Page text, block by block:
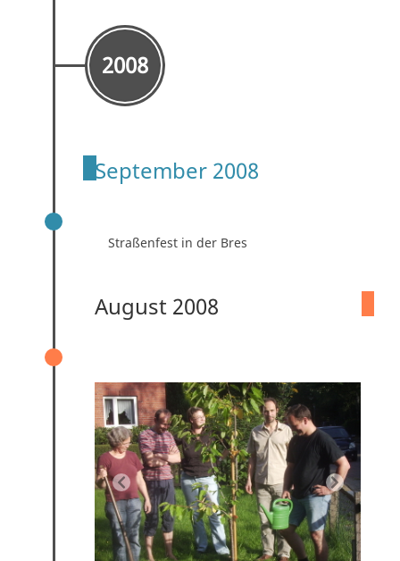
2008
September 2008
Straßenfest in der Bres
August 2008